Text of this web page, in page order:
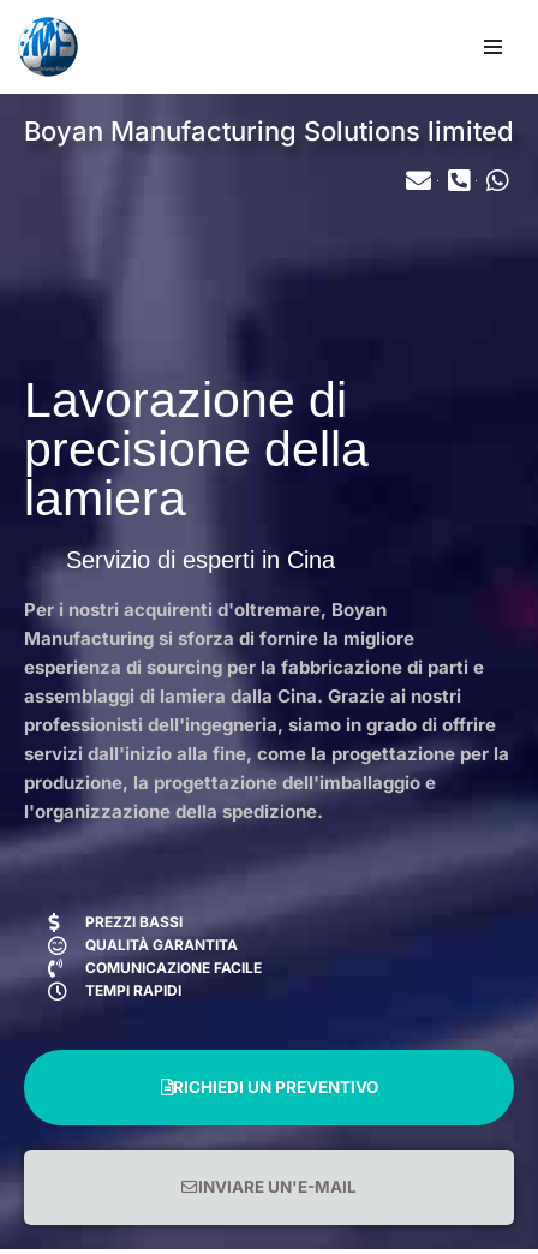
Vai
al
contenuto
Boyan Manufacturing Solutions limited
Lavorazione di
precisione della
lamiera
Servizio di esperti in Cina
Per i nostri acquirenti d'oltremare, Boyan
Manufacturing si sforza di fornire la migliore
esperienza di sourcing per la fabbricazione di parti e
assemblaggi di lamiera dalla Cina. Grazie ai nostri
professionisti dell'ingegneria, siamo in grado di offrire
servizi dall'inizio alla fine, come la progettazione per la
produzione, la progettazione dell'imballaggio e
l'organizzazione della spedizione.
PREZZI BASSI
QUALITÀ GARANTITA
COMUNICAZIONE FACILE
TEMPI RAPIDI
RICHIEDI UN PREVENTIVO
INVIARE UN'E-MAIL